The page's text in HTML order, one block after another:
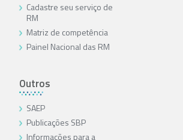
Cadastre seu serviço de
RM
Matriz de competência
Painel Nacional das RM
Outros
SAEP
Publicações SBP
Informações para a